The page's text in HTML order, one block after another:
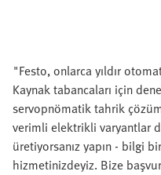
"Festo, onlarca yıldır
Kaynak tabancaları için
servopnömatik tahrik
verimli elektrikli varyantlar
üretiyorsanız yapın - bilgi
hizmetinizdeyiz. Bize